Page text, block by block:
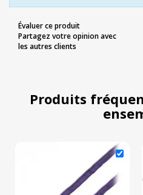
Évaluer ce produit
Partagez votre opinion avec
les autres clients
Produits